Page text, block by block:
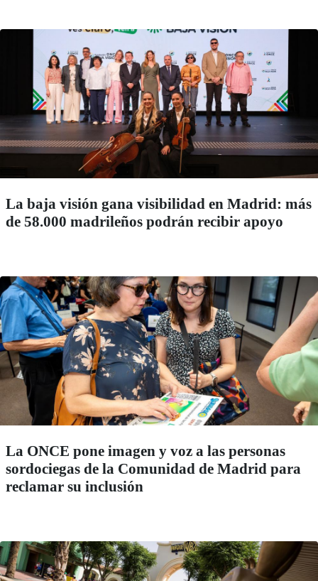
La baja visión gana visibilidad en Madrid: más
de 58.000 madrileños podrán recibir apoyo
La ONCE pone imagen y voz a las personas
sordociegas de la Comunidad de Madrid para
reclamar su inclusión